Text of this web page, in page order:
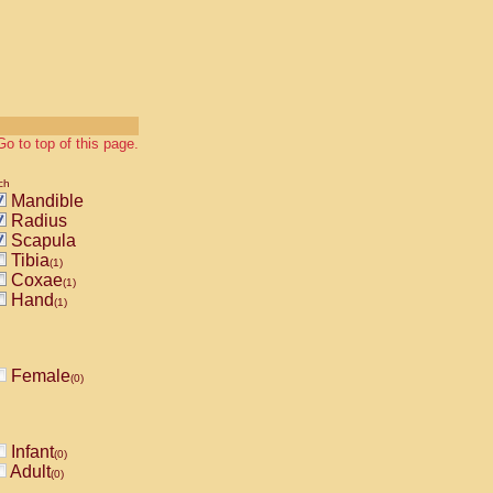
to top of this page.
Mandible
Radius
Scapula
Tibia(1)
Coxae(1)
Hand(1)
Female(0)
Infant(0)
Adult(0)